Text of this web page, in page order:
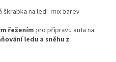
škrabka na led - mix barev
řešením pro přípravu auta na
ledu a sněhu z